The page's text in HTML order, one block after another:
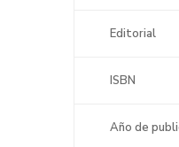
Editorial
ISBN
Año de